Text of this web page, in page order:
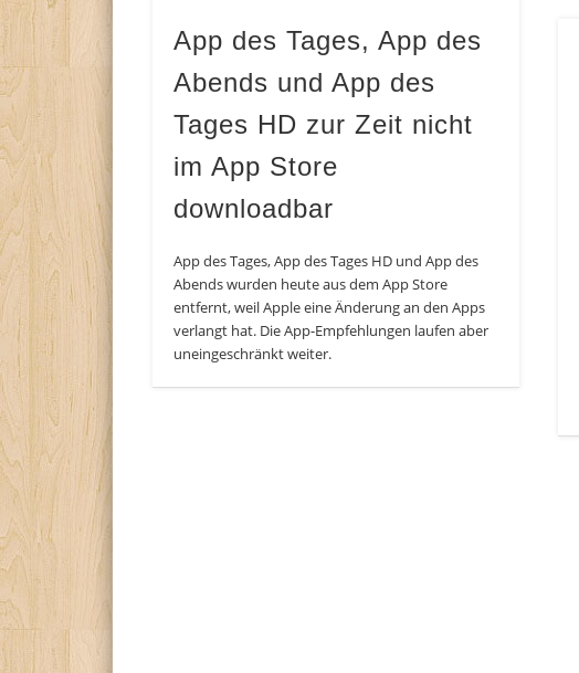
App des Tages, App des
Abends und App des
Tages HD zur Zeit nicht
im App Store
downloadbar
App des Tages, App des Tages HD und App des
Abends wurden heute aus dem App Store
entfernt, weil Apple eine Änderung an den Apps
verlangt hat. Die App-Empfehlungen laufen aber
uneingeschränkt weiter.